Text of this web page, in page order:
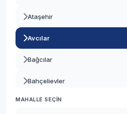
Ataşehir
Avcılar
Bağcılar
Bahçelievler
Bakırköy
MAHALLE SEÇIN